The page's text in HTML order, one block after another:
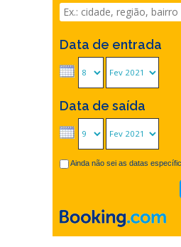
Data de entrada
Data de saída
Ainda não sei as datas